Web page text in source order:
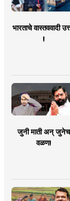
भारताचे वास्तववादी
!
जुनी माती अन् जुनेच
वळण!